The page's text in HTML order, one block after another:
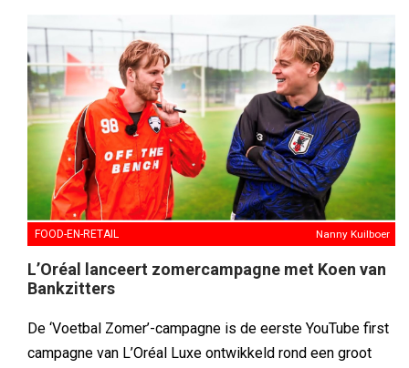
FOOD-EN-RETAIL Nanny Kuilboer
L’Oréal lanceert zomercampagne met Koen van
Bankzitters
De ‘Voetbal Zomer’-campagne is de eerste YouTube first
campagne van L’Oréal Luxe ontwikkeld rond een groot